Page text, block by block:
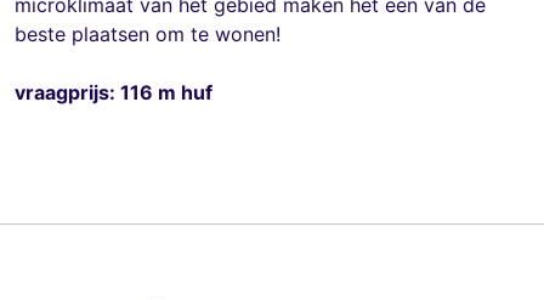
beste plaatsen om te wonen!
vraagprijs: 116 m huf